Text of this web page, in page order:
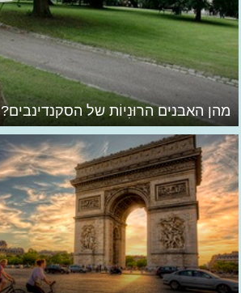
מהן האבנים הרוּנִיוֹת של הסקנדינבים?